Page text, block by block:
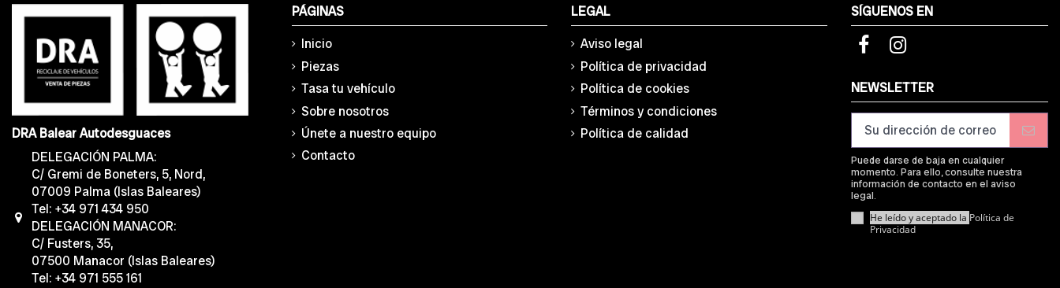
DRA Balear Autodesguaces
DELEGACIÓN PALMA:
C/ Gremi de Boneters, 5, Nord,
07009 Palma (Islas Baleares)
Tel: +34 971 434 950
DELEGACIÓN MANACOR:
C/ Fusters, 35,
07500 Manacor (Islas Baleares)
Tel: +34 971 555 161
PÁGINAS
Inicio
Piezas
Tasa tu vehículo
Sobre nosotros
Únete a nuestro equipo
Contacto
LEGAL
Aviso legal
Política de privacidad
Política de cookies
Términos y condiciones
Política de calidad
SÍGUENOS EN
NEWSLETTER
Puede darse de baja en cualquier
momento. Para ello, consulte nuestra
información de contacto en el aviso
legal.
He leído y aceptado la Política de
Privacidad